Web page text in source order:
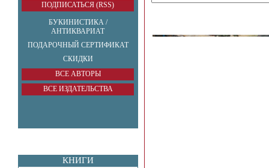
ПОДПИСАТЬСЯ (RSS)
БУКИНИСТИКА /
АНТИКВАРИАТ
ПОДАРОЧНЫЙ СЕРТИФИКАТ
СКИДКИ
ВСЕ АВТОРЫ
ВСЕ ИЗДАТЕЛЬСТВА
КНИГИ